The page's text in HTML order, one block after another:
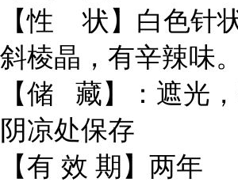
【性 状】白色针
斜棱晶，有辛辣味。
【储 藏】：遮光
阴凉处保存
【有 效 期】两年